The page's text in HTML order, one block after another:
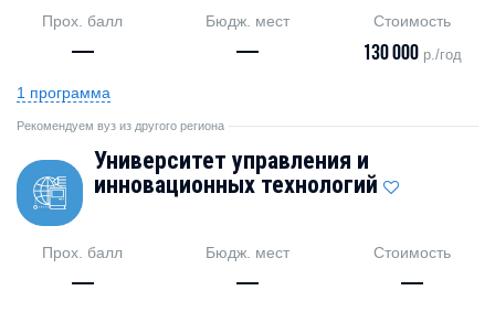
Прох. балл
—
Бюдж. мест
—
Стоимость
130 000 р./год
1 программа
Рекомендуем вуз из другого региона
Университет управления и
инновационных технологий
Прох. балл
—
Бюдж. мест
—
Стоимость
—